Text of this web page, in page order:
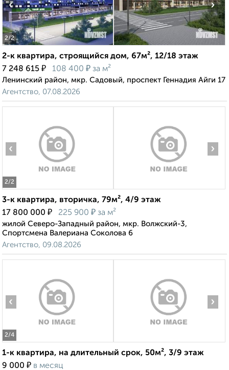
2/2
‹ ›
2-к квартира, строящийся дом, 67м², 12/18 этаж
7 248 615 ₽ 108 400 ₽ за м²
Ленинский район, мкр. Садовый, проспект Геннадия Айги 17
Агентство, 07.08.2026
2/2
‹ ›
3-к квартира, вторичка, 79м², 4/9 этаж
17 800 000 ₽ 225 900 ₽ за м²
жилой Северо-Западный район, мкр. Волжский-3,
Спортсмена Валериана Соколова 6
Агентство, 09.08.2026
2/4
‹ ›
1-к квартира, на длительный срок, 50м², 3/9 этаж
9 000 ₽ в месяц